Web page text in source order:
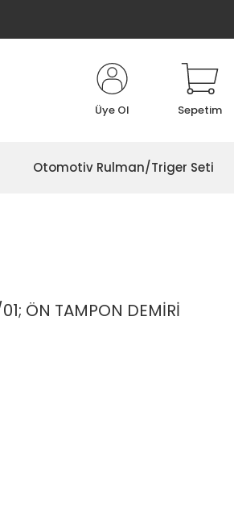
Üye Ol Sepetim
Otomotiv Rulman/Triger Seti
ÖN TAMPON DEMİRİ